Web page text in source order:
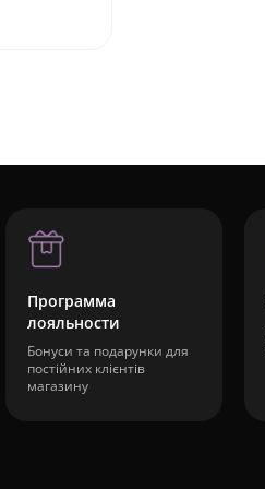
Программа
лояльности
Бонуси та подарунки для
постійних клієнтів
магазину